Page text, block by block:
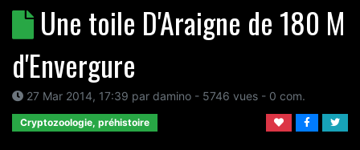
Une toile D'Araigne de 180 M
d'Envergure
27 Mar 2014, 17:39 par damino - 5746 vues - 0 com.
Cryptozoologie, préhistoire